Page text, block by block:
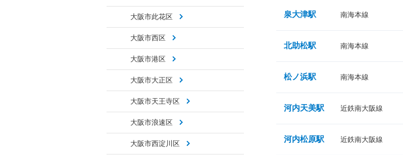
大阪市此花区
大阪市西区
大阪市港区
大阪市大正区
大阪市天王寺区
大阪市浪速区
大阪市西淀川区
泉大津駅 南海本線
北助松駅 南海本線
松ノ浜駅 南海本線
河内天美駅 近鉄南大阪線
河内松原駅 近鉄南大阪線